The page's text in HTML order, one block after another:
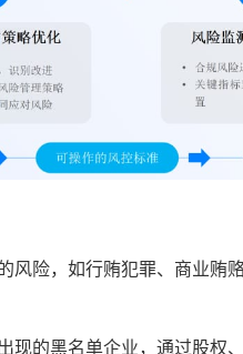
险，如行贿犯罪、商业贿
的黑名单企业，通过股权